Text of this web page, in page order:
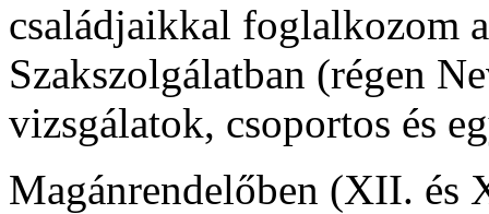
családjaikkal foglalkozom
Szakszolgálatban (régen
vizsgálatok, csoportos és
Magánrendelőben (XII. és